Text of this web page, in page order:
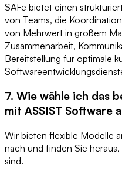
SAFe bietet einen
von Teams, die
von Mehrwert in großem
Zusammenarbeit,
Bereitstellung für optimale
7. Wie wähle ich das
mit ASSIST Software
Wir bieten flexible Modelle
nach und finden Sie
sind.